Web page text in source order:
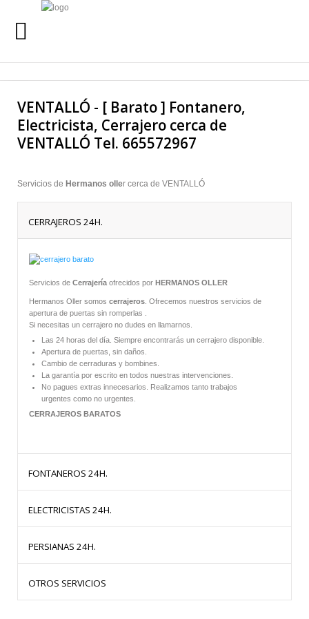
INICIO
SERVICIOS
SERVICIO 24 HORAS
URGENCIAS24 HORAS
LLAMANOS AL
VENTALLÓ - [ Barato ] Fontanero,
Electricista, Cerrajero cerca de
VENTALLÓ Tel. 665572967
Servicios de Hermanos oller cerca de VENTALLÓ
CERRAJEROS 24H.
Servicios de Cerrajeríaofrecidos por HERMANOS OLLER
Hermanos Oller somos cerrajeros. Ofrecemos nuestros servicios de
apertura de puertas sin romperlas .
Si necesitas un cerrajero no dudes en llamarnos.
Las 24 horas del día. Siempre encontrarás un cerrajero disponible.
Apertura de puertas, sin daños.
Cambio de cerraduras y bombines.
La garantía por escrito en todos nuestras intervenciones.
No pagues extras innecesarios. Realizamos tanto trabajos
urgentes como no urgentes.
CERRAJEROS BARATOS
FONTANEROS 24H.
Todos nuestros trabajos están garantizados por escrito.
calidad con los mejores materiales y al mejor precio.
ELECTRICISTAS 24H.
Todos nuestros trabajos están garantizados por escrito.
PERSIANAS 24H.
OTROS SERVICIOS